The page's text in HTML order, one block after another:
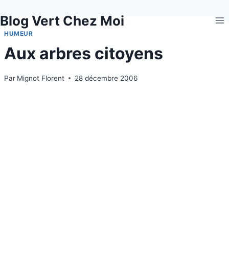
au
contenu
Blog Vert Chez Moi
HUMEUR
Aux arbres citoyens
Par Mignot Florent 28 décembre 2006